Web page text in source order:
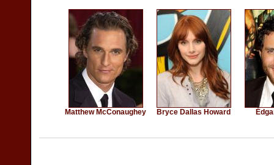
Matthew McConaughey Bryce Dallas Howard